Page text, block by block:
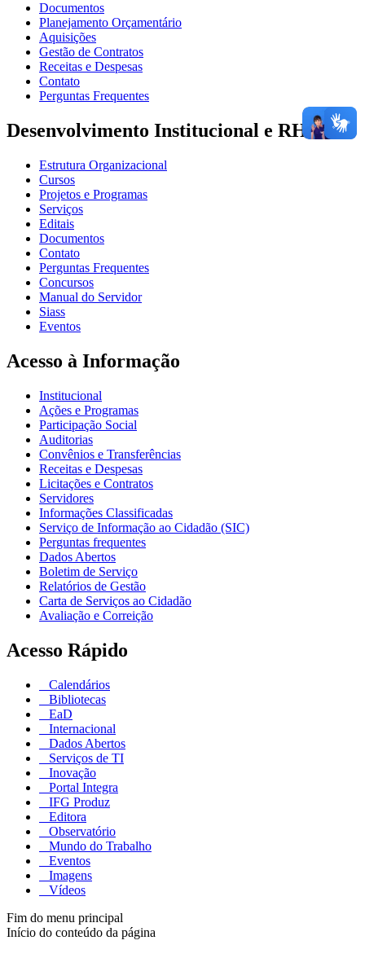
Documentos
Planejamento Orçamentário
Aquisições
Gestão de Contratos
Receitas e Despesas
Contato
Perguntas Frequentes
Desenvolvimento Institucional e RH
Estrutura Organizacional
Cursos
Projetos e Programas
Serviços
Editais
Documentos
Contato
Perguntas Frequentes
Concursos
Manual do Servidor
Siass
Eventos
Acesso à Informação
Institucional
Ações e Programas
Participação Social
Auditorias
Convênios e Transferências
Receitas e Despesas
Licitações e Contratos
Servidores
Informações Classificadas
Serviço de Informação ao Cidadão (SIC)
Perguntas frequentes
Dados Abertos
Boletim de Serviço
Relatórios de Gestão
Carta de Serviços ao Cidadão
Avaliação e Correição
Acesso Rápido
Calendários
Bibliotecas
EaD
Internacional
Dados Abertos
Serviços de TI
Inovação
Portal Integra
IFG Produz
Editora
Observatório
Mundo do Trabalho
Eventos
Imagens
Vídeos
Fim do menu principal
Início do conteúdo da página